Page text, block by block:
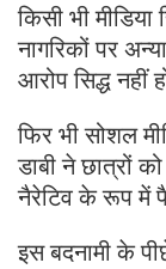
किसी भी मीडिया
नागरिकों पर
आरोप सिद्ध नहीं
फिर भी सोशल
डाबी ने छात्रों
नैरेटिव के रूप में
इस बदनामी के